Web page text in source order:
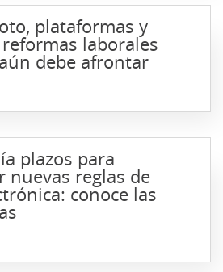
plataformas y
laborales
debe afrontar
plazos para
nuevas reglas de
conoce las